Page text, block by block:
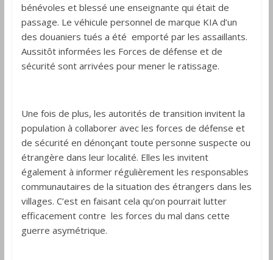
bénévoles et blessé une enseignante qui était de
passage. Le véhicule personnel de marque KIA d’un
des douaniers tués a été emporté par les assaillants.
Aussitôt informées les Forces de défense et de
sécurité sont arrivées pour mener le ratissage.
Une fois de plus, les autorités de transition invitent la
population à collaborer avec les forces de défense et
de sécurité en dénonçant toute personne suspecte ou
étrangère dans leur localité. Elles les invitent
également à informer régulièrement les responsables
communautaires de la situation des étrangers dans les
villages. C’est en faisant cela qu’on pourrait lutter
efficacement contre les forces du mal dans cette
guerre asymétrique.